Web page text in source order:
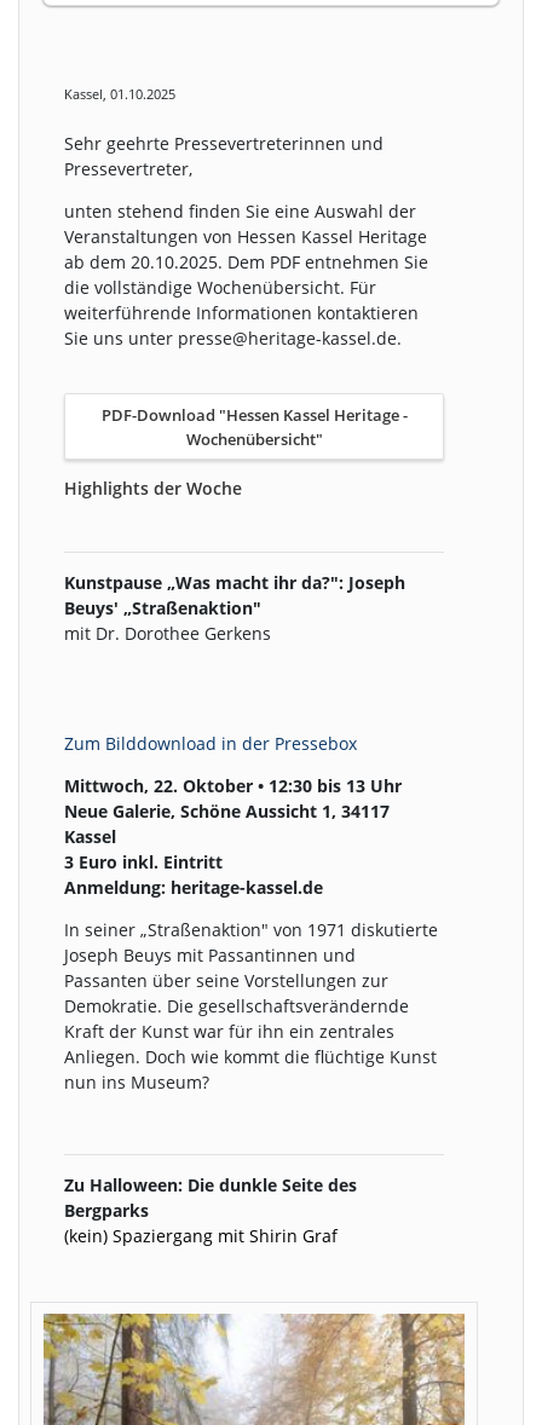
Kassel, 01.10.2025
Sehr geehrte Pressevertreterinnen und
Pressevertreter,
unten stehend finden Sie eine Auswahl der
Veranstaltungen von Hessen Kassel Heritage
ab dem 20.10.2025. Dem PDF entnehmen Sie
die vollständige Wochenübersicht. Für
weiterführende Informationen kontaktieren
Sie uns unter presse@heritage-kassel.de.
PDF-Download "Hessen Kassel Heritage -
Wochenübersicht"
Highlights der Woche
Kunstpause „Was macht ihr da?": Joseph
Beuys' „Straßenaktion"
mit Dr. Dorothee Gerkens
Zum Bilddownload in der Pressebox
Mittwoch, 22. Oktober • 12:30 bis 13 Uhr
Neue Galerie, Schöne Aussicht 1, 34117
Kassel
3 Euro inkl. Eintritt
Anmeldung: heritage-kassel.de
In seiner „Straßenaktion" von 1971 diskutierte
Joseph Beuys mit Passantinnen und
Passanten über seine Vorstellungen zur
Demokratie. Die gesellschaftsverändernde
Kraft der Kunst war für ihn ein zentrales
Anliegen. Doch wie kommt die flüchtige Kunst
nun ins Museum?
Zu Halloween: Die dunkle Seite des
Bergparks
(kein) Spaziergang mit Shirin Graf